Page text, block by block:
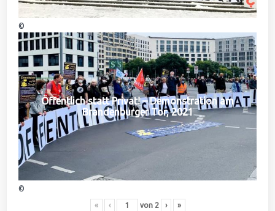
©
Öffentlich statt Privat! – Demonstration am
Brandenburger Tor, 2021
©
« ‹ von 2 › »